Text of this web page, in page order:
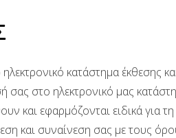
κατάστημα έκθεσης
σας στο ηλεκτρονικό μας
και εφαρμόζονται ειδικά για
και συναίνεση σας με τους